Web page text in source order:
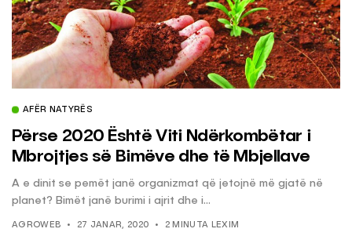
AFËR NATYRËS
Përse 2020 Është Viti Ndërkombëtar i
Mbrojtjes së Bimëve dhe të Mbjellave
A e dinit se pemët janë organizmat që jetojnë më gjatë në
planet? Bimët janë burimi i ajrit dhe i...
AGROWEB 27 JANAR, 2020 2 MINUTA LEXIM